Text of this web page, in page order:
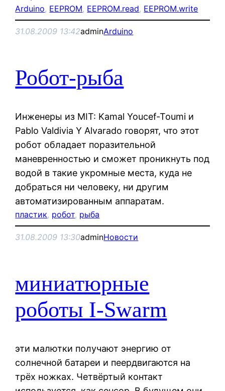
Arduino, EEPROM, EEPROM.read, EEPROM.write
31.08.2009 13:42adminArduino
Робот-рыба
Инженеры из MIT: Kamal Youcef-Toumi и
Pablo Valdivia Y Alvarado говорят, что этот
робот обладает поразительной
маневренностью и сможет проникнуть под
водой в такие укромные места, куда не
добраться ни человеку, ни другим
автоматизированным аппаратам.
пластик, робот, рыба
31.08.2009 13:30adminНовости
миниатюрные
роботы I-Swarm
эти малютки получают энергию от
солнечной батареи и пеердвигаются на
трёх ножках. Четвёртый контакт